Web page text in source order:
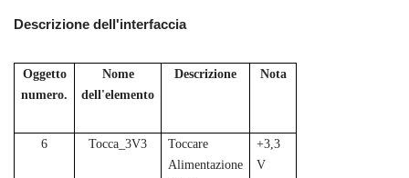
Descrizione dell'interfaccia
Oggetto
numero.
Nome
dell'elemento
Descrizione Nota
6 Tocca_3V3
Toccare
Alimentazione
+3,3
V